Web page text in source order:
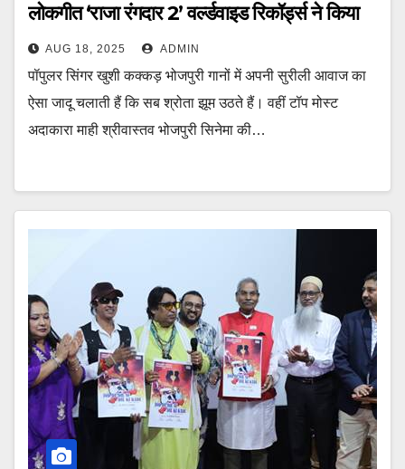
लोकगीत ‘राजा रंगदार 2’ वर्ल्डवाइड रिकॉर्ड्स ने किया
रिलीज
AUG 18, 2025 ADMIN
पॉपुलर सिंगर खुशी कक्कड़ भोजपुरी गानों में अपनी सुरीली आवाज का
ऐसा जादू चलाती हैं कि सब श्रोता झूम उठते हैं। वहीं टॉप मोस्ट
अदाकारा माही श्रीवास्तव भोजपुरी सिनेमा की…